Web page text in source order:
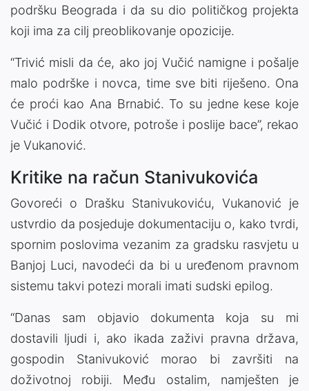
podršku Beograda i da su dio političkog projekta
koji ima za cilj preoblikovanje opozicije.
“Trivić misli da će, ako joj Vučić namigne i pošalje
malo podrške i novca, time sve biti riješeno. Ona
će proći kao Ana Brnabić. To su jedne kese koje
Vučić i Dodik otvore, potroše i poslije bace”, rekao
je Vukanović.
Kritike na račun Stanivukovića
Govoreći o Drašku Stanivukoviću, Vukanović je
ustvrdio da posjeduje dokumentaciju o, kako tvrdi,
spornim poslovima vezanim za gradsku rasvjetu u
Banjoj Luci, navodeći da bi u uređenom pravnom
sistemu takvi potezi morali imati sudski epilog.
“Danas sam objavio dokumenta koja su mi
dostavili ljudi i, ako ikada zaživi pravna država,
gospodin Stanivuković morao bi završiti na
doživotnoj robiji. Među ostalim, namješten je